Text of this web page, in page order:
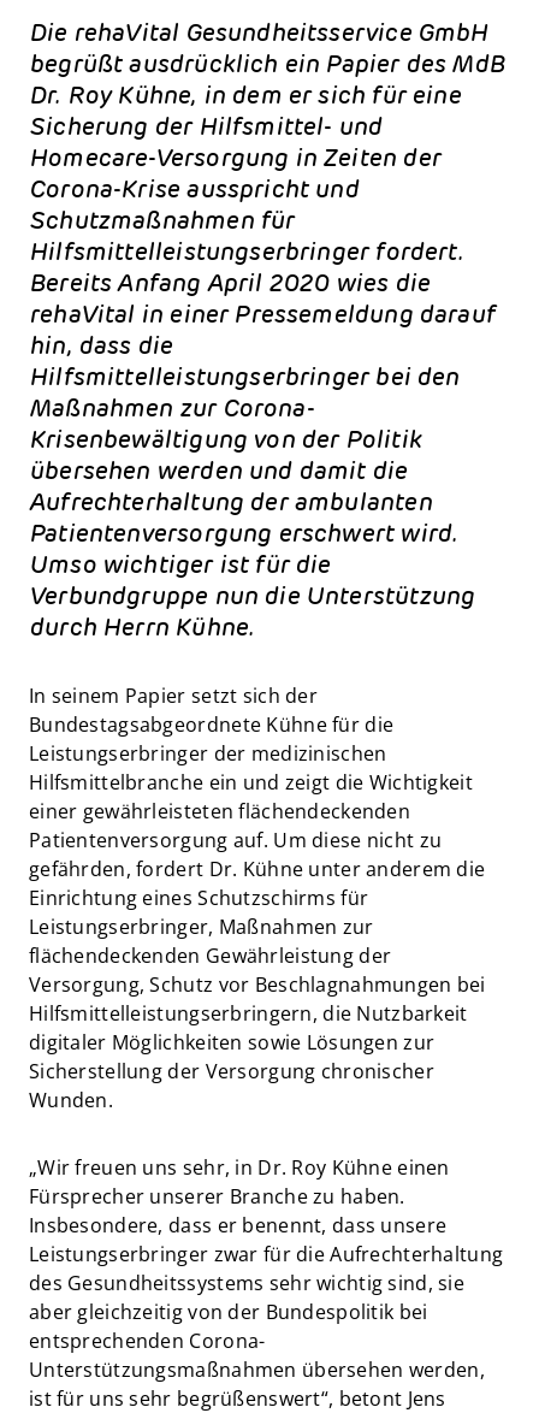
Die rehaVital Gesundheitsservice GmbH
begrüßt ausdrücklich ein Papier des MdB
Dr. Roy Kühne, in dem er sich für eine
Sicherung der Hilfsmittel- und
Homecare-Versorgung in Zeiten der
Corona-Krise ausspricht und
Schutzmaßnahmen für
Hilfsmittelleistungserbringer fordert.
Bereits Anfang April 2020 wies die
rehaVital in einer Pressemeldung darauf
hin, dass die
Hilfsmittelleistungserbringer bei den
Maßnahmen zur Corona-
Krisenbewältigung von der Politik
übersehen werden und damit die
Aufrechterhaltung der ambulanten
Patientenversorgung erschwert wird.
Umso wichtiger ist für die
Verbundgruppe nun die Unterstützung
durch Herrn Kühne.
In seinem Papier setzt sich der
Bundestagsabgeordnete Kühne für die
Leistungserbringer der medizinischen
Hilfsmittelbranche ein und zeigt die Wichtigkeit
einer gewährleisteten flächendeckenden
Patientenversorgung auf. Um diese nicht zu
gefährden, fordert Dr. Kühne unter anderem die
Einrichtung eines Schutzschirms für
Leistungserbringer, Maßnahmen zur
flächendeckenden Gewährleistung der
Versorgung, Schutz vor Beschlagnahmungen bei
Hilfsmittelleistungserbringern, die Nutzbarkeit
digitaler Möglichkeiten sowie Lösungen zur
Sicherstellung der Versorgung chronischer
Wunden.
„Wir freuen uns sehr, in Dr. Roy Kühne einen
Fürsprecher unserer Branche zu haben.
Insbesondere, dass er benennt, dass unsere
Leistungserbringer zwar für die Aufrechterhaltung
des Gesundheitssystems sehr wichtig sind, sie
aber gleichzeitig von der Bundespolitik bei
entsprechenden Corona-
Unterstützungsmaßnahmen übersehen werden,
ist für uns sehr begrüßenswert“, betont Jens